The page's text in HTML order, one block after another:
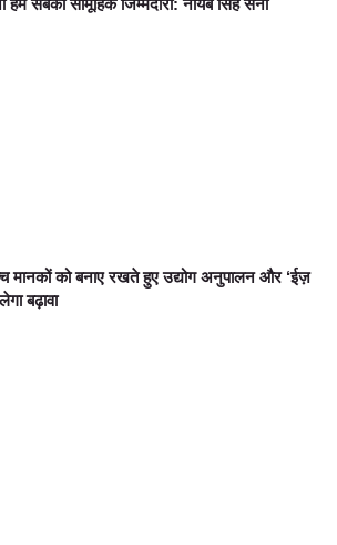
हम सबकी सामूहिक जिम्मेदारी: नायब सिंह सैनी
मानकों को बनाए रखते हुए उद्योग अनुपालन और ‘ईज़
बढ़ावा